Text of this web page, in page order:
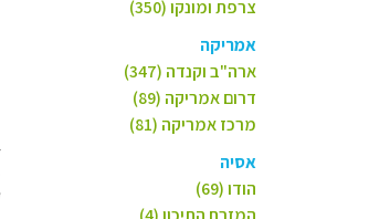
צרפת ומונקו (350)
אמריקה
ארה"ב וקנדה (347)
דרום אמריקה (89)
מרכז אמריקה (81)
אסיה
הודו (69)